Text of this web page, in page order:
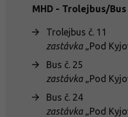
MHD - Trolejbus/Bus
Trolejbus č. 11
zastávka „Pod
Bus č. 25
zastávka „Pod
Bus č. 24
zastávka „Pod